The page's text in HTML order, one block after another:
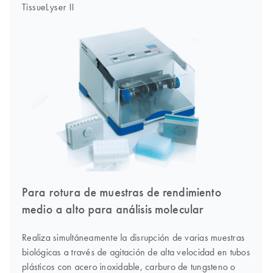
TissueLyser II
Para rotura de muestras de rendimiento
medio a alto para análisis molecular
Realiza simultáneamente la disrupción de varias muestras
biológicas a través de agitación de alta velocidad en tubos
plásticos con acero inoxidable, carburo de tungsteno o